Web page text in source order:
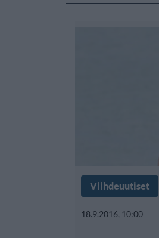
Viihdeuutiset
18.9.2016, 10:00